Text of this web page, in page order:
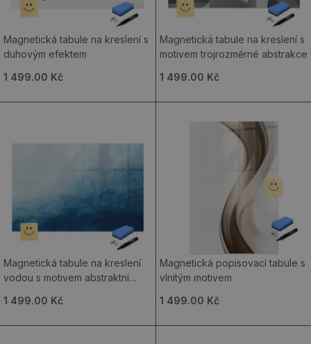
Magnetická tabule na kreslení s
duhovým efektem
1 499.00 Kč
Magnetická tabule na kreslení s
motivem trojrozměrné abstrakce
1 499.00 Kč
Magnetická tabule na kreslení
vodou s motivem abstraktní
1 499.00 Kč
Magnetická popisovací tabule s
vlnitým motivem
1 499.00 Kč